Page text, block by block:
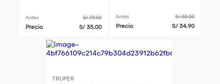
Antes S/ 79.00
Precio S/ 35.00
Antes S/ 50.00
Precio S/ 34.90
TRUPER